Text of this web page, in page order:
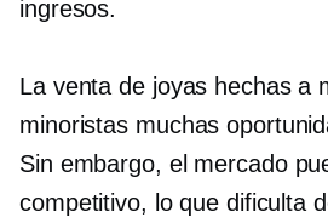
ingresos.
La venta de joyas hechas a
minoristas muchas
Sin embargo, el mercado
competitivo, lo que dificulta